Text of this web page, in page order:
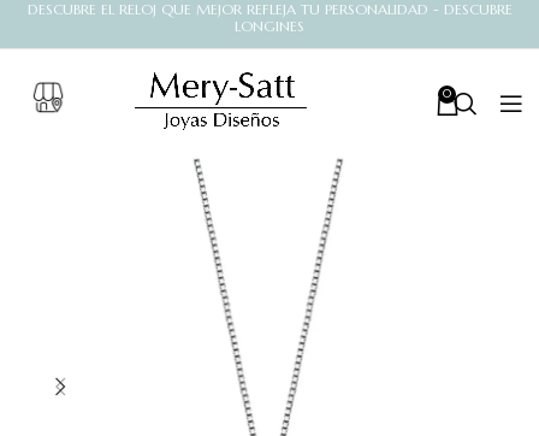
DESCUBRE EL RELOJ QUE MEJOR REFLEJA TU PERSONALIDAD - DESCUBRE
LONGINES
0